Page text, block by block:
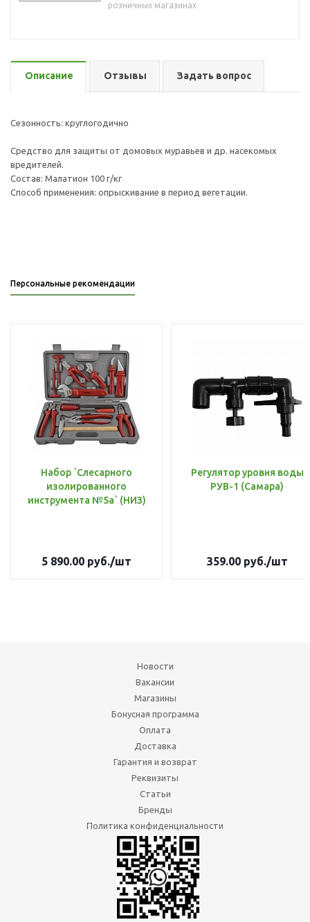
розничных магазинах
Описание Отзывы Задать вопрос
Сезонность: круглогодично
Средство для защиты от домовых муравьев и др. насекомых
вредителей.
Состав: Малатион 100 г/кг
Способ применения: опрыскивание в период вегетации.
Персональные рекомендации
Набор `Слесарного
изолированного
инструмента №5а` (НИЗ)
5 890.00 руб./шт
Регулятор уровня воды
РУВ-1 (Самара)
359.00руб./шт
Новости
Вакансии
Магазины
Бонусная программа
Оплата
Доставка
Гарантия и возврат
Реквизиты
Статьи
Бренды
Политика конфиденциальности